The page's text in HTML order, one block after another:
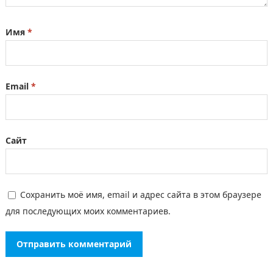
Имя *
Email *
Сайт
Сохранить моё имя, email и адрес сайта в этом браузере
для последующих моих комментариев.